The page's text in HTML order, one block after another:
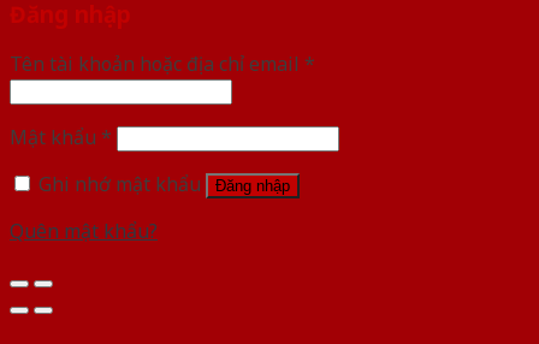
Đăng nhập
Tên tài khoản hoặc địa chỉ email *
Mật khẩu *
Ghi nhớ mật khẩu
Đăng nhập
Quên mật khẩu?